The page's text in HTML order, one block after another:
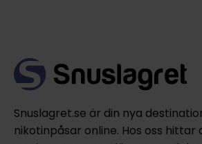
Snuslagret.se är din nya
nikotinpåsar online. Hos oss